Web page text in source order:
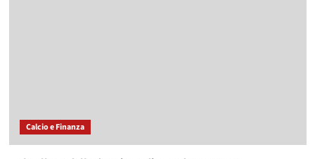
Calcio e Finanza